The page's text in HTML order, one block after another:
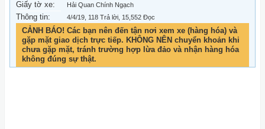
Giấy tờ xe: Hải Quan Chính Ngạch
Thông tin: 4/4/19 , 118 Trả lời, 15,552 Đọc
CẢNH BÁO! Các bạn nên đến tận nơi xem xe (hàng hóa) và
gặp mặt giao dịch trực tiếp. KHÔNG NÊN chuyển khoản khi
chưa gặp mặt, tránh trường hợp lừa đảo và nhận hàng hóa
không đúng sự thật.